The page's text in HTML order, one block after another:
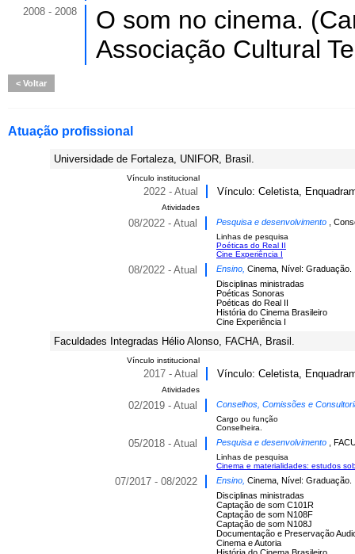
2008 - 2008
O som no cinema.
Associação Cultural
Voltar
Atuação profissional
Universidade de Fortaleza, UNIFOR, Brasil.
Vínculo institucional
2022 - Atual Vínculo: Celetista,
Atividades
08/2022 - Atual Pesquisa e desenvolvimento ,
Linhas de pesquisa
Poéticas do Real II
Cine Experiência I
08/2022 - Atual Ensino, Cinema, Nível: Graduação.
Disciplinas ministradas
Poéticas Sonoras
Poéticas do Real II
História do Cinema Brasileiro
Cine Experiência I
Faculdades Integradas Hélio Alonso, FACHA, Brasil.
Vínculo institucional
2017 - Atual Vínculo: Celetista,
Atividades
02/2019 - Atual Conselhos, Comissões e
Cargo ou função
Conselheira.
05/2018 - Atual Pesquisa e desenvolvimento ,
Linhas de pesquisa
Cinema e materialidades: estudos
07/2017 - 08/2022 Ensino, Cinema, Nível: Graduação.
Disciplinas ministradas
Captação de som C101R
Captação de som N108F
Captação de som N108J
Documentação e Preservação
Cinema e Autoria